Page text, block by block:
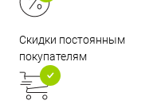
Скидки постоянным
покупателям